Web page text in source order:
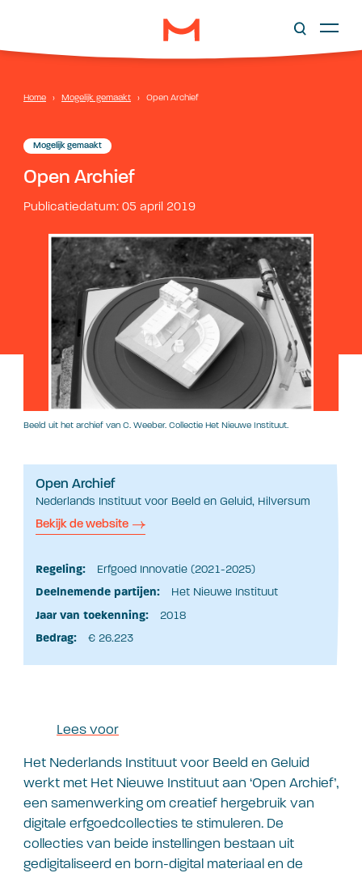
Home › Mogelijk gemaakt › Open Archief
Mogelijk gemaakt
Open Archief
Publicatiedatum: 05 april 2019
Beeld uit het archief van C. Weeber. Collectie Het Nieuwe Instituut.
Open Archief
Nederlands Instituut voor Beeld en Geluid, Hilversum
Bekijk de website
Regeling:
Erfgoed Innovatie (2021-2025)
Deelnemende partijen:
Het Nieuwe Instituut
Jaar van toekenning:
2018
Bedrag:
€ 26.223
Lees voor
Het Nederlands Instituut voor Beeld en Geluid
werkt met Het Nieuwe Instituut aan ‘Open Archief’,
een samenwerking om creatief hergebruik van
digitale erfgoedcollecties te stimuleren. De
collecties van beide instellingen bestaan uit
gedigitaliseerd en born-digital materiaal en de